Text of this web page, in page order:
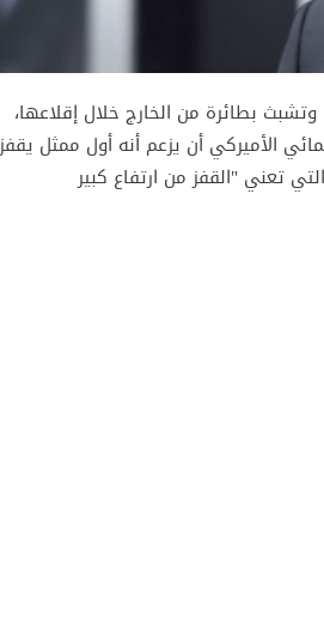
بطائرة من الخارج خلال إقلاعها،
الأميركي أن يزعم أنه أول ممثل يقفز
تعني "القفز من ارتفاع كبير